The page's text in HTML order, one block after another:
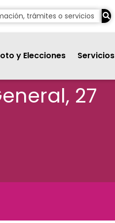
y Elecciones Servicios
27